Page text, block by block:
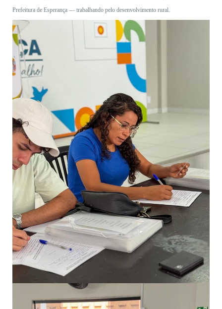
Prefeitura de Esperança — trabalhando pelo desenvolvimento rural.